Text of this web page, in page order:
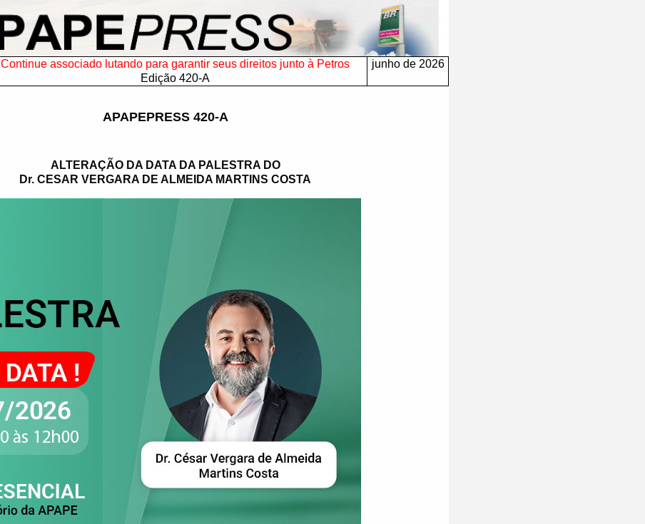
Continue associado lutando para garantir seus direitos junto à Petros
Edição 420-A
junho de 2026
APAPEPRESS 420-A
ALTERAÇÃO DA DATA DA PALESTRA DO
Dr. CESAR VERGARA DE ALMEIDA MARTINS COSTA